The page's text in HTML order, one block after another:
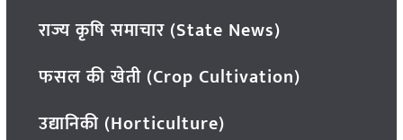
राज्य कृषि समाचार (State News)
फसल की खेती (Crop Cultivation)
उद्यानिकी (Horticulture)